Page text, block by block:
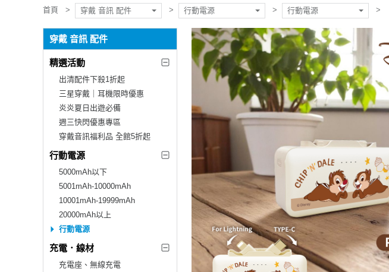
首頁 穿戴 音訊 配件 行動電源 行動電源
穿戴 音訊 配件
精選活動
出清配件下殺1折起
三星穿戴｜耳機限時優惠
炎炎夏日出遊必備
週三快閃優惠專區
穿戴音訊福利品 全館5折起
行動電源
5000mAh以下
5001mAh-10000mAh
10001mAh-19999mAh
20000mAh以上
行動電源
充電．線材
充電座、無線充電